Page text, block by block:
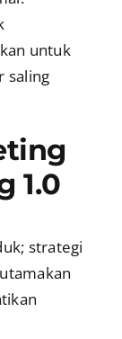
untuk
saling
1.0
strategi